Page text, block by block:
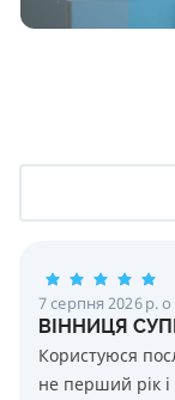
7 серпня 2026 р.
ВІННИЦЯ
Користуюся
не перший рік і